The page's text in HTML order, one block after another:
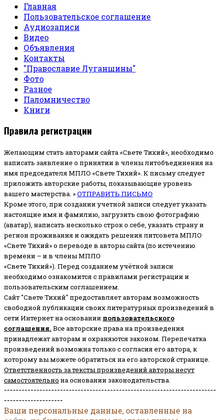
Главная
Пользовательское соглашение
Аудиозаписи
Видео
Объявления
Контакты
"Православие Луганщины"
Фото
Разное
Паломничество
Книги
Правила регистрации
Желающим стать авторами сайта «Свете Тихий», необходимо
написать заявление о принятии в члены литобъединения на
имя председателя МПЛО «Свете Тихий». К письму следует
приложить авторские работы, показывающие уровень
вашего мастерства. »ОТПРАВИТЬ ПИСЬМО
Кроме этого, при создании учетной записи следует указать
настоящие имя и фамилию, загрузить свою фотографию
(аватар), написать несколько строк о себе, указать страну и
регион проживания и ожидать решения литсовета МПЛО
«Свете Тихий» о переводе в авторы сайта (по истечению
времени – и в члены МПЛО
«Свете Тихий»). Перед созданием учётной записи
необходимо ознакомится с правилами регистрации и
пользовательским соглашением.
Сайт "Свете Тихий" предоставляет авторам возможность
свободной публикации своих литературных произведений в
сети Интернет на основании пользовательского
соглашения. Все авторские права на произведения
принадлежат авторам и охраняются законом. Перепечатка
произведений возможна только с согласия его автора, к
которому вы можете обратиться на его авторской странице.
Ответственность за тексты произведений авторы несут
самостоятельно на основании законодательства.
------------------------------------------------------------------------
--------------------
Ваши персональные данные, оставленные на